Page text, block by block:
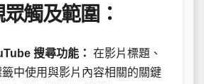
觸及範圍：
搜尋功能： 在影片標題、
中使用與影片內容相關的關鍵